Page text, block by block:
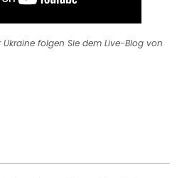
Ukraine folgen Sie dem Live-Blog von